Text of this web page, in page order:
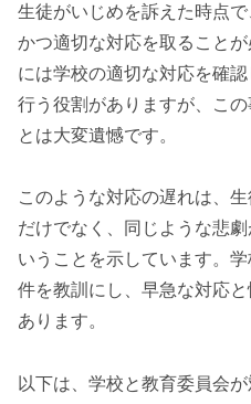
生徒がいじめを訴えた時点
かつ適切な対応を取ること
には学校の適切な対応を確
行う役割がありますが、こ
とは大変遺憾です。
このような対応の遅れは、
だけでなく、同じような悲
いうことを示しています。
件を教訓にし、早急な対応
あります。
以下は、学校と教育委員会